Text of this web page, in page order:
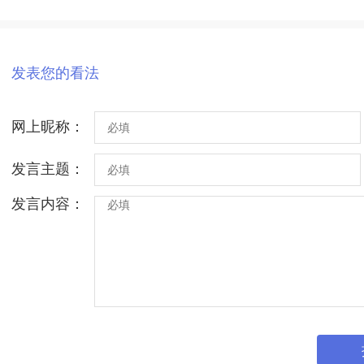
发表您的看法
网上昵称：
发言主题：
发言内容：